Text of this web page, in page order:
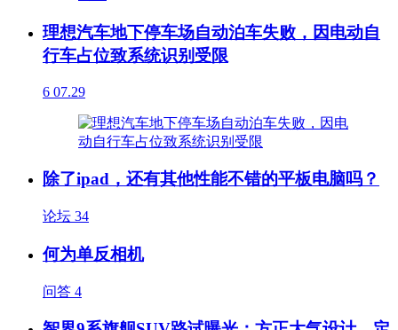
理想汽车地下停车场自动泊车失败，因电动自
行车占位致系统识别受限
6 07.29
除了ipad，还有其他性能不错的平板电脑吗？
论坛 34
何为单反相机
问答 4